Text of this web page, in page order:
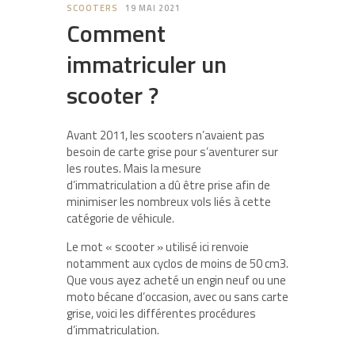
SCOOTERS 19 MAI 2021
Comment
immatriculer un
scooter ?
Avant 2011, les scooters n’avaient pas
besoin de carte grise pour s’aventurer sur
les routes. Mais la mesure
d’immatriculation a dû être prise afin de
minimiser les nombreux vols liés à cette
catégorie de véhicule.
Le mot « scooter » utilisé ici renvoie
notamment aux cyclos de moins de 50 cm3.
Que vous ayez acheté un engin neuf ou une
moto bécane d’occasion, avec ou sans carte
grise, voici les différentes procédures
d’immatriculation.